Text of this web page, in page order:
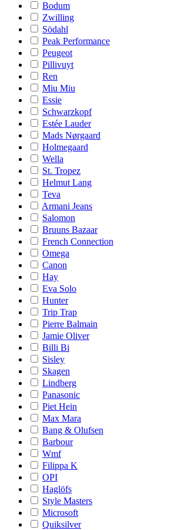
Bodum
Zwilling
Södahl
Peak Performance
Peugeot
Pillivuyt
Ren
Miu Miu
Essie
Schwarzkopf
Estée Lauder
Mads Nørgaard
Holmegaard
Wella
St. Tropez
Helmut Lang
Teva
Armani Jeans
Salomon
Bruuns Bazaar
French Connection
Omega
Canon
Hay
Eva Solo
Hunter
Trip Trap
Pierre Balmain
Jamie Oliver
Billi Bi
Sisley
Skagen
Lindberg
Panasonic
Piet Hein
Max Mara
Bang & Olufsen
Barbour
Wmf
Filippa K
OPI
Haglöfs
Style Masters
Microsoft
Quiksilver